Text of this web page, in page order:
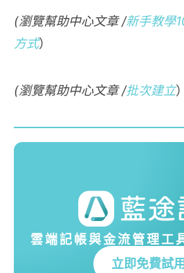
(瀏覽幫助中心文章 /新手教學
方式）
(瀏覽幫助中心文章 /批次建立）
雲端記帳與金流管理工
立即免費試用